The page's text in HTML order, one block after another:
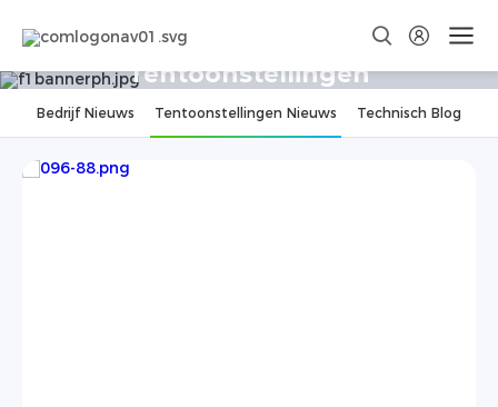
Tentoonstellingen
Bedrijf Nieuws Tentoonstellingen Nieuws Technisch Blog